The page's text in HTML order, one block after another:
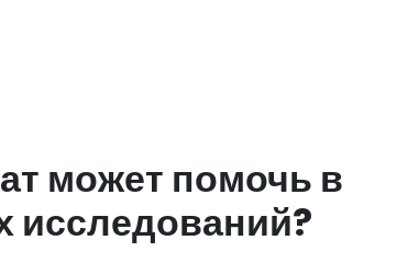
может помочь в
исследований?